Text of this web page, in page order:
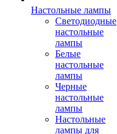
Настольные лампы
Светодиодные
настольные
лампы
Белые
настольные
лампы
Черные
настольные
лампы
Настольные
лампы для